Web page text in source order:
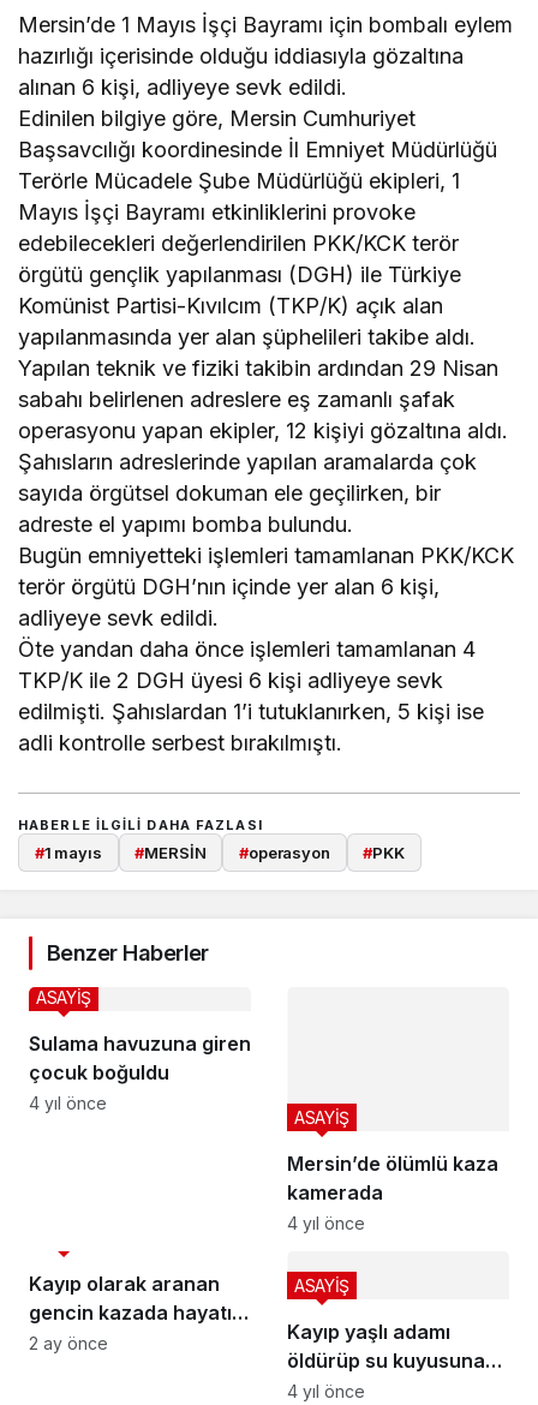
Mersin’de 1 Mayıs İşçi Bayramı için bombalı eylem
hazırlığı içerisinde olduğu iddiasıyla gözaltına
alınan 6 kişi, adliyeye sevk edildi.
Edinilen bilgiye göre, Mersin Cumhuriyet
Başsavcılığı koordinesinde İl Emniyet Müdürlüğü
Terörle Mücadele Şube Müdürlüğü ekipleri, 1
Mayıs İşçi Bayramı etkinliklerini provoke
edebilecekleri değerlendirilen PKK/KCK terör
örgütü gençlik yapılanması (DGH) ile Türkiye
Komünist Partisi-Kıvılcım (TKP/K) açık alan
yapılanmasında yer alan şüphelileri takibe aldı.
Yapılan teknik ve fiziki takibin ardından 29 Nisan
sabahı belirlenen adreslere eş zamanlı şafak
operasyonu yapan ekipler, 12 kişiyi gözaltına aldı.
Şahısların adreslerinde yapılan aramalarda çok
sayıda örgütsel dokuman ele geçilirken, bir
adreste el yapımı bomba bulundu.
Bugün emniyetteki işlemleri tamamlanan PKK/KCK
terör örgütü DGH’nın içinde yer alan 6 kişi,
adliyeye sevk edildi.
Öte yandan daha önce işlemleri tamamlanan 4
TKP/K ile 2 DGH üyesi 6 kişi adliyeye sevk
edilmişti. Şahıslardan 1’i tutuklanırken, 5 kişi ise
adli kontrolle serbest bırakılmıştı.
HABERLE ILGILI DAHA FAZLASI
#1 mayıs #MERSİN #operasyon #PKK
Benzer Haberler
Sulama havuzuna giren
çocuk boğuldu
ASAYİŞ
4 yıl önce
Mersin’de ölümlü kaza
kamerada
ASAYİŞ
4 yıl önce
Kayıp olarak aranan
gencin kazada hayatını
kaybettiği ortaya çıktı
2 ay önce
Kayıp yaşlı adamı
öldürüp su kuyusuna
atmışlar
ASAYİŞ
4 yıl önce